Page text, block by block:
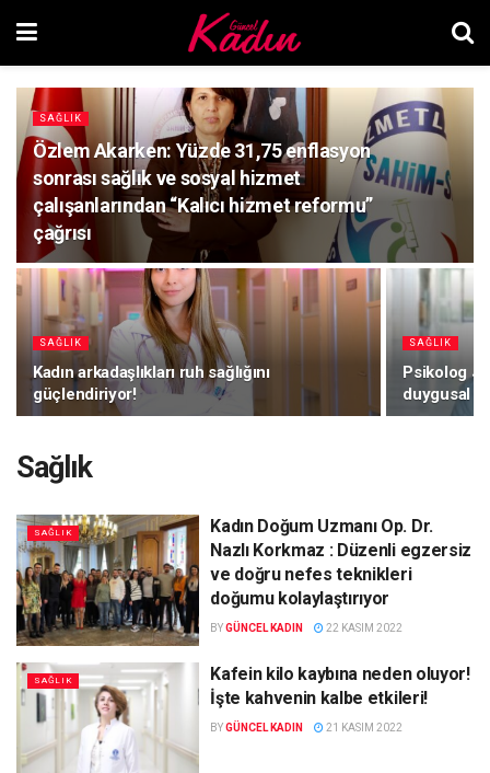
SAĞLIK
Özlem Akarken: Yüzde 31,75 enflasyon
sonrası sağlık ve sosyal hizmet
çalışanlarından “Kalıcı hizmet reformu”
çağrısı
SAĞLIK
Kadın arkadaşlıkları ruh sağlığını
güçlendiriyor!
SAĞLIK
Psikolog
duygusal
Sağlık
SAĞLIK
Kadın Doğum Uzmanı Op. Dr.
Nazlı Korkmaz : Düzenli egzersiz
ve doğru nefes teknikleri
doğumu kolaylaştırıyor
BYGÜNCEL KADIN 22 KASIM 2022
SAĞLIK
Kafein kilo kaybına neden oluyor!
İşte kahvenin kalbe etkileri!
BYGÜNCEL KADIN 21 KASIM 2022